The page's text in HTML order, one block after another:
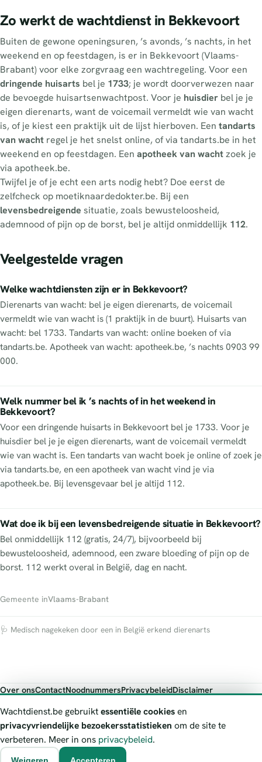
Zo werkt de wachtdienst in Bekkevoort
Buiten de gewone openingsuren, ’s avonds, ’s nachts, in het
weekend en op feestdagen, is er in Bekkevoort (Vlaams-
Brabant) voor elke zorgvraag een wachtregeling. Voor een
dringende huisarts bel je 1733; je wordt doorverwezen naar
de bevoegde huisartsenwachtpost. Voor je huisdier bel je je
eigen dierenarts, want de voicemail vermeldt wie van wacht
is, of je kiest een praktijk uit de lijst hierboven. Een tandarts
van wacht regel je het snelst online, of via tandarts.be in het
weekend en op feestdagen. Een apotheek van wachtzoek je
via apotheek.be.
Twijfel je of je echt een arts nodig hebt? Doe eerst de
zelfcheck op moetiknaardedokter.be. Bij een
levensbedreigende situatie, zoals bewusteloosheid,
ademnood of pijn op de borst, bel je altijd onmiddellijk 112.
Veelgestelde vragen
Welke wachtdiensten zijn er in Bekkevoort?
Dierenarts van wacht: bel je eigen dierenarts, de voicemail
vermeldt wie van wacht is (1 praktijk in de buurt). Huisarts van
wacht: bel 1733. Tandarts van wacht: online boeken of via
tandarts.be. Apotheek van wacht: apotheek.be, ’s nachts 0903 99
000.
Welk nummer bel ik ’s nachts of in het weekend in
Bekkevoort?
Voor een dringende huisarts in Bekkevoort bel je 1733. Voor je
huisdier bel je je eigen dierenarts, want de voicemail vermeldt
wie van wacht is. Een tandarts van wacht boek je online of zoek je
via tandarts.be, en een apotheek van wacht vind je via
apotheek.be. Bij levensgevaar bel je altijd 112.
Wat doe ik bij een levensbedreigende situatie in Bekkevoort?
Bel onmiddellijk 112 (gratis, 24/7), bijvoorbeeld bij
bewusteloosheid, ademnood, een zware bloeding of pijn op de
borst. 112 werkt overal in België, dag en nacht.
Gemeente inVlaams-Brabant
🩺 Medisch nagekeken door een in België erkend dierenarts
Over onsContactNoodnummersPrivacybeleidDisclaimer
Wachtdienst.be toont publieke wachtdienst-informatie ter oriëntatie.
Bij levensgevaar bel je altijd 112. Controleer altijd de actuele
wachtregeling bij de vermelde officiële bron.
Wachtdienst.be gebruiktessentiële cookiesen
privacyvriendelijke bezoekersstatistieken om de site te
verbeteren. Meer in ons privacybeleid.
Weigeren Accepteren